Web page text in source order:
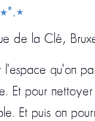
de la Clé,
l'espace qu'on
Et pour
Et puis on